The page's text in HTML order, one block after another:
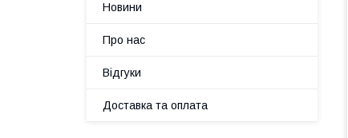
Новини
Про нас
Відгуки
Доставка та оплата